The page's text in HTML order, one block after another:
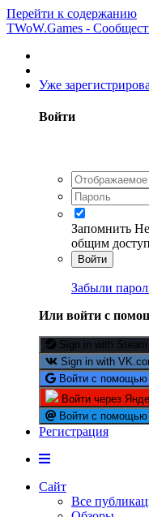
Перейти к содержанию
TWoW.Games -
Уже
Войти
Запомнить
общим
Войти
Забыли
Или войти с
Sign in with Steam
Sign in with
Войти с помощью
Войти через
Войти с помощью
Регистрация
Сайт
Все